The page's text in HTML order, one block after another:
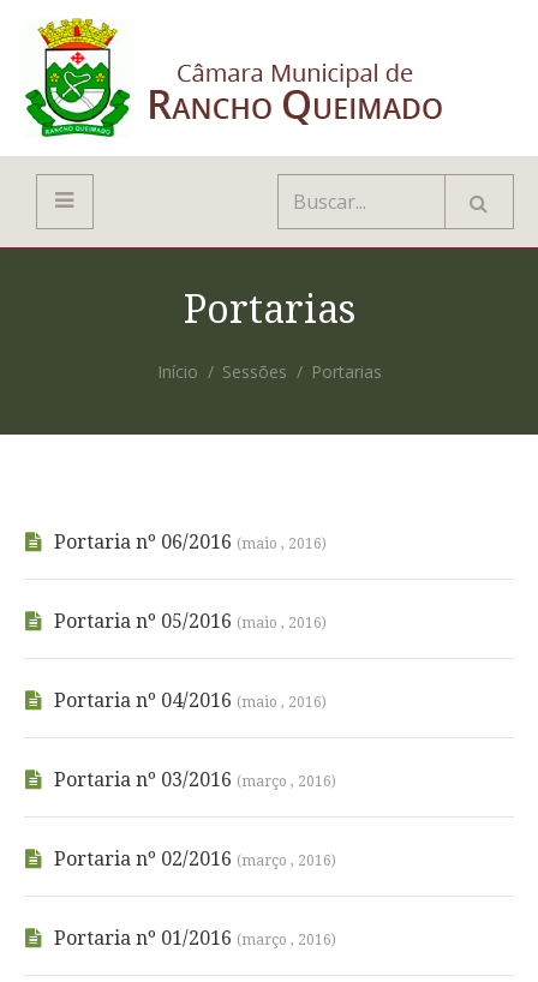
Portarias
Início Sessões Portarias
Portaria nº 06/2016 (maio , 2016)
Portaria nº 05/2016 (maio , 2016)
Portaria nº 04/2016 (maio , 2016)
Portaria nº 03/2016 (março , 2016)
Portaria nº 02/2016 (março , 2016)
Portaria nº 01/2016 (março , 2016)